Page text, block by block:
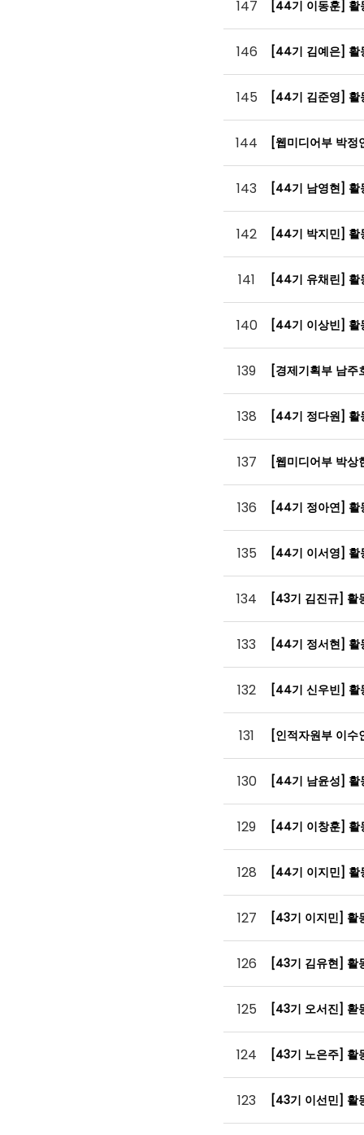
147 [44기 이동훈]
146 [44기 김예은]
145 [44기 김준영]
144 [웹미디어부 박
143 [44기 남영현]
142 [44기 박지민]
141 [44기 유채린]
140 [44기 이상빈]
139 [경제기획부 남
138 [44기 정다원]
137 [웹미디어부 박
136 [44기 정아연]
135 [44기 이서영]
134 [43기 김진규] 활
133 [44기 정서현]
132 [44기 신우빈]
131 [인적자원부 이
130 [44기 남윤성]
129 [44기 이창훈]
128 [44기 이지민]
127 [43기 이지민] 활
126 [43기 김유현] 활
125 [43기 오서진] 홛
124 [43기 노은주] 활
123 [43기 이선민] 활